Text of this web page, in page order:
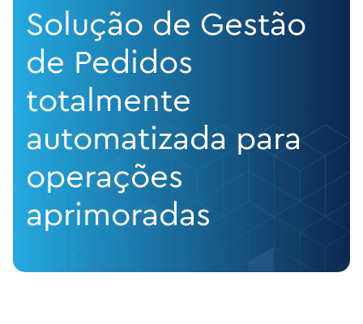
Solução de Gestão
de Pedidos
totalmente
automatizada para
operações
aprimoradas